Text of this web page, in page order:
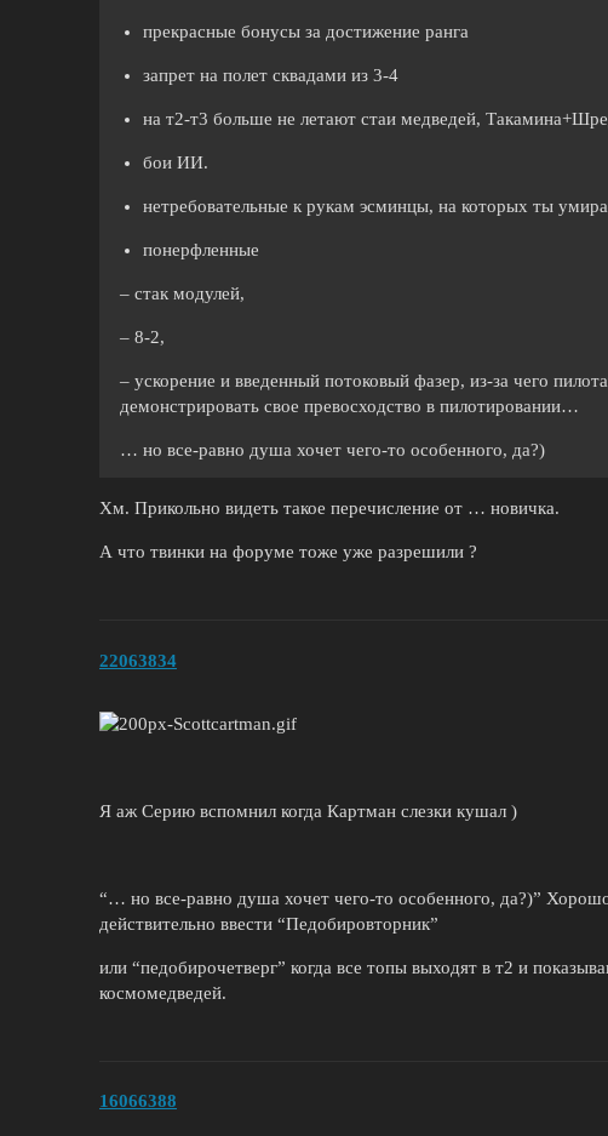
прекрасные бонусы за достижение ранга
запрет на полет сквадами из 3-4
на т2-т3 больше не летают стаи медведей,
бои ИИ.
нетребовательные к рукам эсминцы, на которых ты
понерфленные
– стак модулей,
– 8-2,
– ускорение и введенный потоковый фазер, из-за чего
демонстрировать свое превосходство в пилотировании…
… но все-равно душа хочет чего-то особенного, да?)
Хм. Прикольно видеть такое перечисление от … новичка.
А что твинки на форуме тоже уже разрешили ?
22063834
Я аж Серию вспомнил когда Картман слезки кушал )
“… но все-равно душа хочет чего-то особенного, да?)”
действительно ввести “Педобировторник”
или “педобирочетверг” когда все топы выходят в т2 и
космомедведей.
16066388